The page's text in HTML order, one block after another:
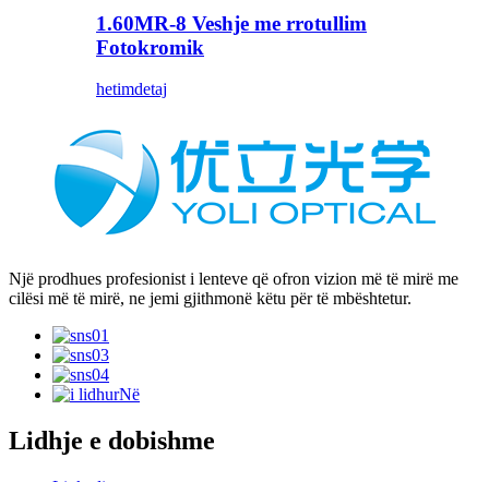
1.60MR-8 Veshje me rrotullim
Fotokromik
hetimdetaj
Një prodhues profesionist i lenteve që ofron vizion më të mirë me
cilësi më të mirë, ne jemi gjithmonë këtu për të mbështetur.
Lidhje e dobishme